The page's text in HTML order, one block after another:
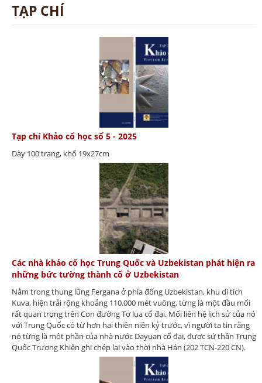
TẠP CHÍ
Tạp chí Khảo cổ học số 5 - 2025
Dày 100 trang, khổ 19x27cm
Các nhà khảo cổ học Trung Quốc và Uzbekistan phát hiện ra
những bức tường thành cổ ở Uzbekistan
Nằm trong thung lũng Fergana ở phía đông Uzbekistan, khu di tích
Kuva, hiện trải rộng khoảng 110.000 mét vuông, từng là một đầu mối
rất quan trọng trên Con đường Tơ lụa cổ đại. Mối liên hệ lịch sử của nó
với Trung Quốc có từ hơn hai thiên niên kỷ trước, vì người ta tin rằng
nó từng là một phần của nhà nước Dayuan cổ đại, được sứ thần Trung
Quốc Trương Khiên ghi chép lại vào thời nhà Hán (202 TCN-220 CN).